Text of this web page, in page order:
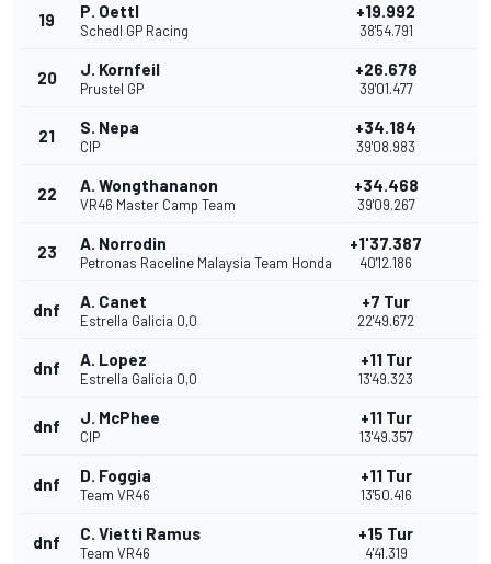
19 P. Oettl
Schedl GP Racing
+19.992
38'54.791
20 J. Kornfeil
Prustel GP
+26.678
39'01.477
21 S. Nepa
CIP
+34.184
39'08.983
22 A. Wongthananon
VR46 Master Camp Team
+34.468
39'09.267
23 A. Norrodin
Petronas Raceline Malaysia Team Honda
+1'37.387
40'12.186
dnf A. Canet
Estrella Galicia 0,0
+7 Tur
22'49.672
dnf A. Lopez
Estrella Galicia 0,0
+11 Tur
13'49.323
dnf J. McPhee
CIP
+11 Tur
13'49.357
dnf D. Foggia
Team VR46
+11 Tur
13'50.416
dnf C. Vietti Ramus
Team VR46
+15 Tur
4'41.319